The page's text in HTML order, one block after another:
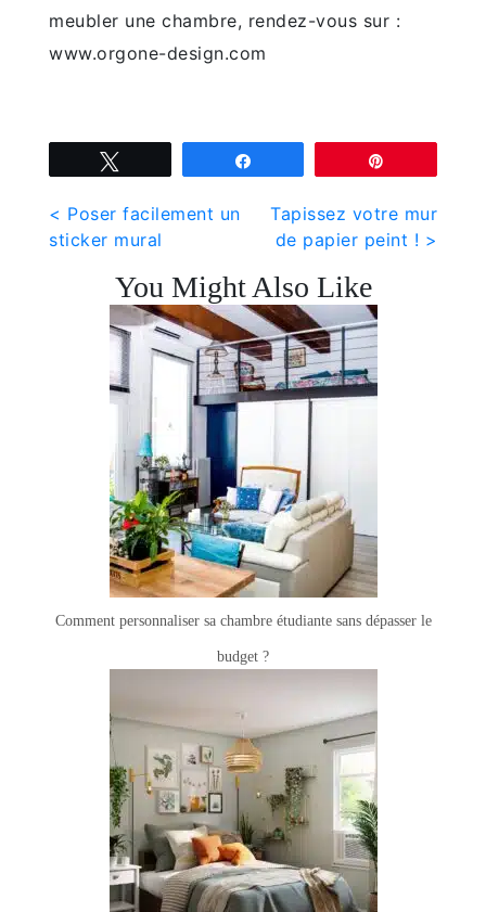
meubler une chambre, rendez-vous sur :
www.orgone-design.com
Navigation
< Poser facilement un
sticker mural
Tapissez votre mur
de papier peint ! >
You Might Also Like
Comment personnaliser sa chambre étudiante sans dépasser le
budget ?